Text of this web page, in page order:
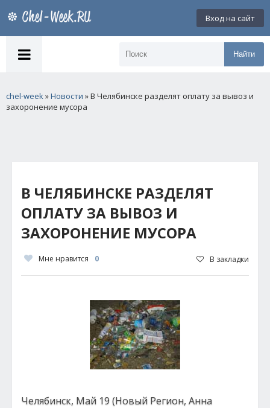
Вход на сайт
Найти
chel-week»Новости » В Челябинске разделят оплату за вывоз и
захоронение мусора
В ЧЕЛЯБИНСКЕ РАЗДЕЛЯТ
ОПЛАТУ ЗА ВЫВОЗ И
ЗАХОРОНЕНИЕ МУСОРА
Мне нравится 0 В закладки
Челябинск, Май 19 (Новый Регион, Анна